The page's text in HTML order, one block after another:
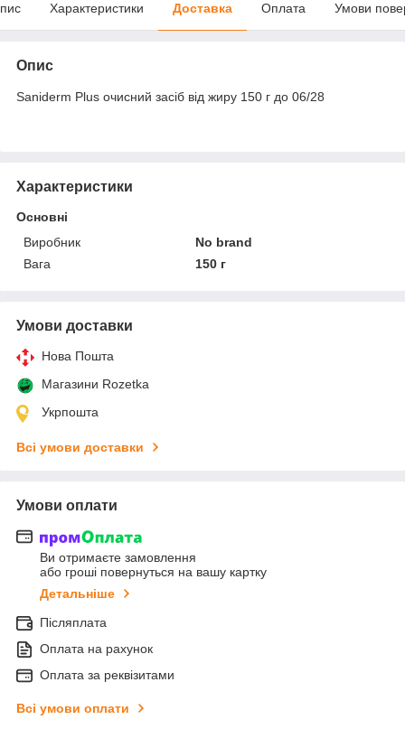
Характеристики Доставка Оплата Умови
Опис
Saniderm Plus очисний засіб від жиру 150 г до 06/28
Характеристики
Основні
Виробник
No brand
Вага
150 г
Умови доставки
Нова Пошта
Магазини Rozetka
Укрпошта
Всі умови доставки
Умови оплати
Ви отримаєте замовлення
або гроші повернуться на вашу картку
Детальніше
Післяплата
Оплата на рахунок
Оплата за реквізитами
Всі умови оплати